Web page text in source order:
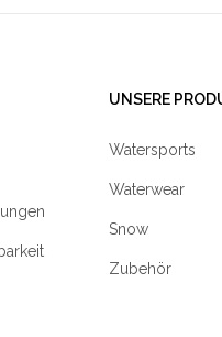
UNSERE
Watersports
Waterwear
Snow
Zubehör